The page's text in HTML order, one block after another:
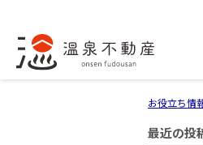
お役立ち情
最近の投